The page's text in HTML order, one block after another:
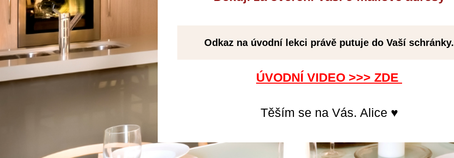
Odkaz na úvodní lekci právě putuje do Vaší schránky.
ÚVODNÍ VIDEO >>> ZDE
Těším se na Vás. Alice ♥